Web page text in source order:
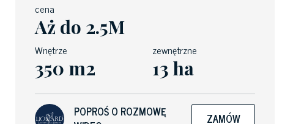
cena
Aż do 2.5M
Wnętrze
350 m2
zewnętrzne
13 ha
POPROŚ O ROZMOWĘ
ZAMÓW